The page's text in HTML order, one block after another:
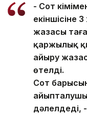
- Сот
екіншісіне
жазасы
қаржылық
айыру
өтелді.
Сот
дәлелдеді,